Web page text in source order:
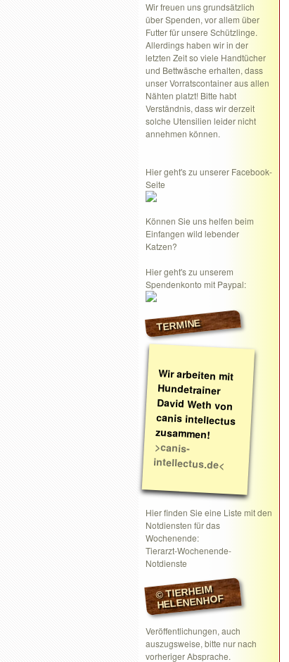
Wir freuen uns grundsätzlich
über Spenden, vor allem über
Futter für unsere Schützlinge.
Allerdings haben wir in der
letzten Zeit so viele Handtücher
und Bettwäsche erhalten, dass
unser Vorratscontainer aus allen
Nähten platzt! Bitte habt
Verständnis, dass wir derzeit
solche Utensilien leider nicht
annehmen können.
Hier geht's zu unserer Facebook-
Seite
Können Sie uns helfen beim
Einfangen wild lebender
Katzen?
Hier geht's zu unserem
Spendenkonto mit Paypal:
TERMINE
Wir arbeiten mit
Hundetrainer
David Weth von
canis intellectus
zusammen!
>canis-
intellectus.de<
Hier finden Sie eine Liste mit den
Notdiensten für das
Wochenende:
Tierarzt-Wochenende-
Notdienste
© TIERHEIM
HELENENHOF
Veröffentlichungen, auch
auszugsweise, bitte nur nach
vorheriger Absprache.